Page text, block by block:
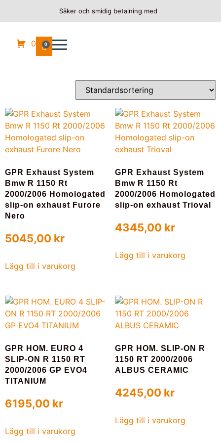
Säker och smidig betalning med
0 0
R 1150 RT/ 2001
2001
GPR Exhaust System
Bmw R 1150 Rt
2000/2006 Homologated
slip-on exhaust Furore
Nero
5045,00 kr
Lägg till i varukorg
GPR Exhaust System
Bmw R 1150 Rt
2000/2006 Homologated
slip-on exhaust Trioval
4345,00 kr
Lägg till i varukorg
GPR HOM. EURO 4
SLIP-ON R 1150 RT
2000/2006 GP EVO4
TITANIUM
6195,00 kr
Lägg till i varukorg
GPR HOM. SLIP-ON R
1150 RT 2000/2006
ALBUS CERAMIC
4245,00 kr
Lägg till i varukorg